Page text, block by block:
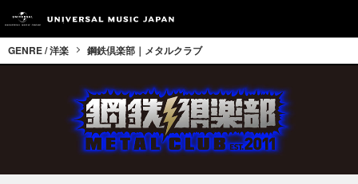
GENRE / 洋楽 鋼鉄倶楽部｜メタルクラブ